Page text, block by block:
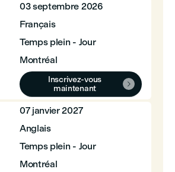
03 septembre 2026
Français
Temps plein - Jour
Montréal
Inscrivez-vous
maintenant

07 janvier 2027
Anglais
Temps plein - Jour
Montréal